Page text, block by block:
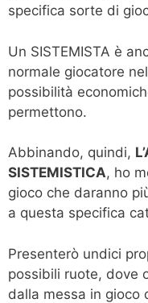
specifica sorte di
Un SISTEMISTA è
normale giocatore
possibilità
permettono.
Abbinando, quindi,
SISTEMISTICA, ho
gioco che daranno
a questa specifica
Presenterò undici
possibili ruote, dove
dalla messa in gioco